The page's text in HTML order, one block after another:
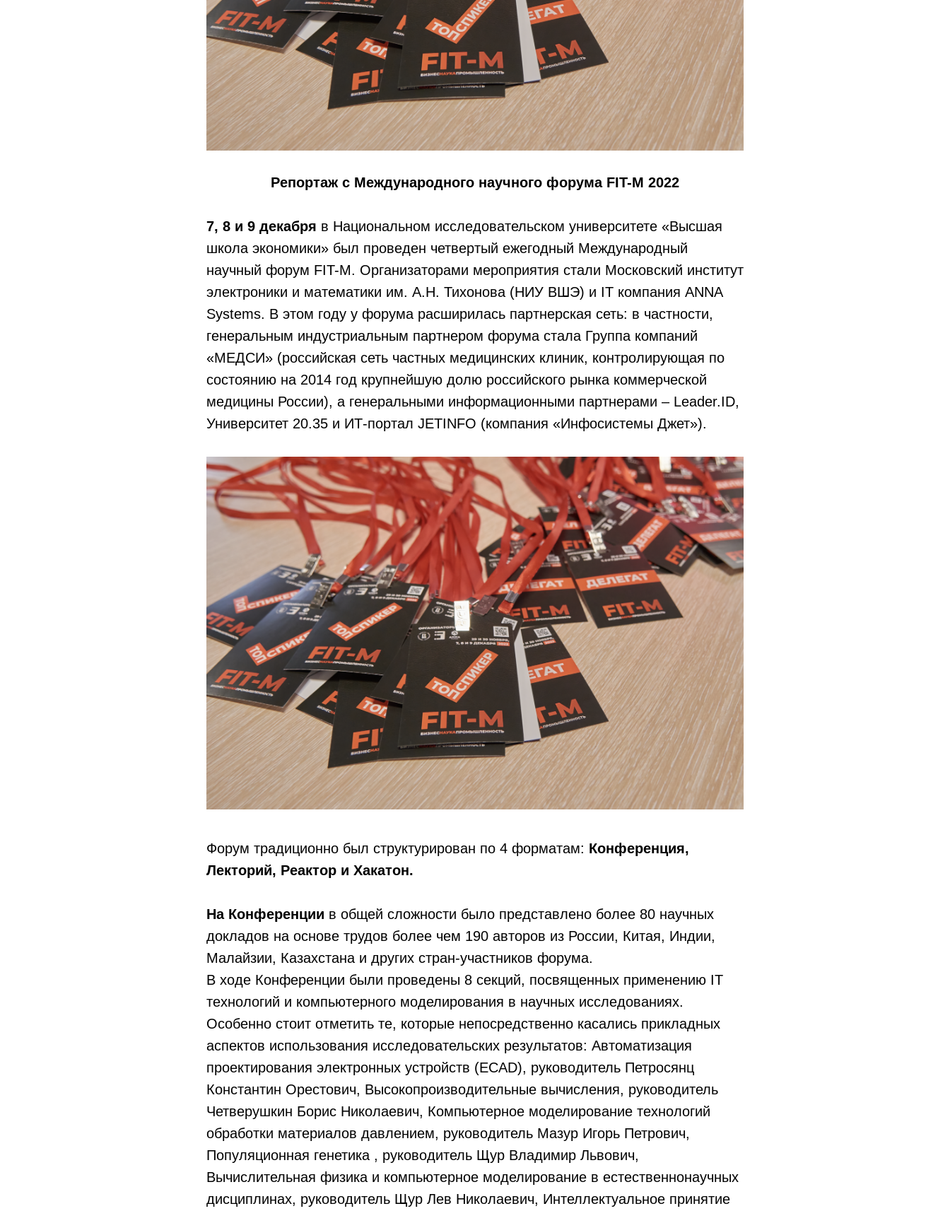
Репортаж с Международного научного форума FIT-M 2022
7, 8 и 9 декабря в Национальном исследовательском университете «Высшая
школа экономики» был проведен четвертый ежегодный Международный
научный форум FIT-M. Организаторами мероприятия стали Московский институт
электроники и математики им. А.Н. Тихонова (НИУ ВШЭ) и IT компания ANNA
Systems. В этом году у форума расширилась партнерская сеть: в частности,
генеральным индустриальным партнером форума стала Группа компаний
«МЕДСИ» (российская сеть частных медицинских клиник, контролирующая по
состоянию на 2014 год крупнейшую долю российского рынка коммерческой
медицины России), а генеральными информационными партнерами – Leader.ID,
Университет 20.35 и ИТ-портал JETINFO (компания «Инфосистемы Джет»).
Форум традиционно был структурирован по 4 форматам: Конференция,
Лекторий, Реактор и Хакатон.
На Конференции в общей сложности было представлено более 80 научных
докладов на основе трудов более чем 190 авторов из России, Китая, Индии,
Малайзии, Казахстана и других стран-участников форума.
В ходе Конференции были проведены 8 секций, посвященных применению IT
технологий и компьютерного моделирования в научных исследованиях.
Особенно стоит отметить те, которые непосредственно касались прикладных
аспектов использования исследовательских результатов: Автоматизация
проектирования электронных устройств (ECAD), руководитель Петросянц
Константин Орестович, Высокопроизводительные вычисления, руководитель
Четверушкин Борис Николаевич, Компьютерное моделирование технологий
обработки материалов давлением, руководитель Мазур Игорь Петрович,
Популяционная генетика , руководитель Щур Владимир Львович,
Вычислительная физика и компьютерное моделирование в естественнонаучных
дисциплинах, руководитель Щур Лев Николаевич, Интеллектуальное принятие